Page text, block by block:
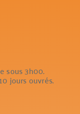
sous 3h00.
jours ouvrés.